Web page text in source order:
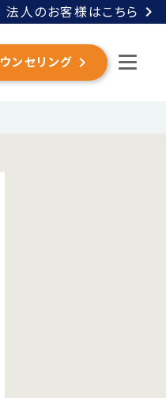
法人のお客様はこちら chevron_right
ンセリング chevron_right